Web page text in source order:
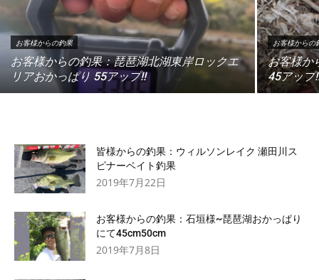
お客様からの釣果
お客様からの釣果：琵琶湖北湖東岸ロックエ
リアおかっぱり 55アップ!!
お客様からの
お客様か
45アップ
皆様からの釣果：ウィルソンレイク 瀬田川ス
ピナーベイト釣果
2019年7月22日
お客様からの釣果：石垣様~琵琶湖おかっぱり
にて45cm50cm
2019年7月8日